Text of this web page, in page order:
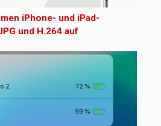
iPhone- und iPad-
und H.264 auf